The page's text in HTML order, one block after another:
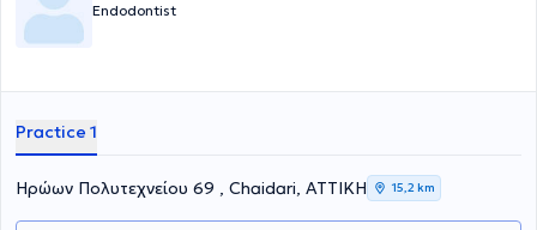
Endodontist
Practice 1
Ηρώων Πολυτεχνείου 69 , Chaidari, ΑΤΤΙΚΗ 15,2 km